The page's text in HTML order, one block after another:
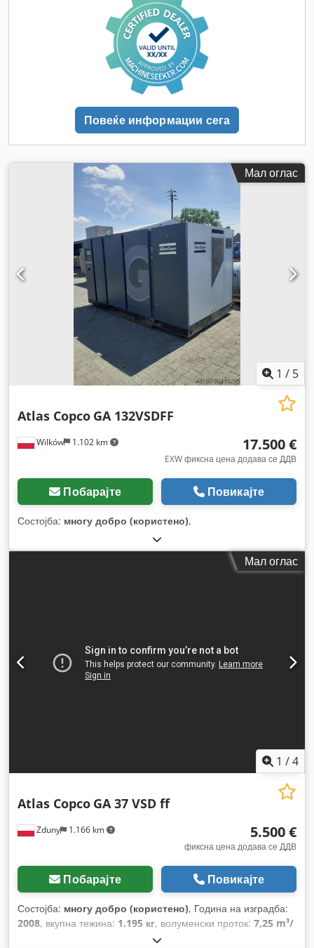
Повеќе информации сега
Мал оглас
1 / 5
Wilków 1.102 km
Atlas Copco GA 132VSDFF
17.500 €
EXW фиксна цена додава се ДДВ
Побарајте Повикајте
Состојба: многу добро (користено),
Мал оглас
1 /4
Zduny 1.166 km
Atlas Copco GA 37 VSD ff
5.500 €
фиксна цена додава се ДДВ
Побарајте Повикајте
Состојба: многу добро (користено), Година на изградба:
2008, вкупна тежина: 1.195 кг, волуменски проток: 7,25 m³/
13 греда, влезен напон: